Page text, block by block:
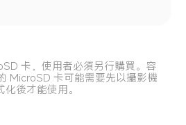
卡，使用者必須另行購買。容
MicroSD 卡可能需要先以攝影機
化後才能使用。